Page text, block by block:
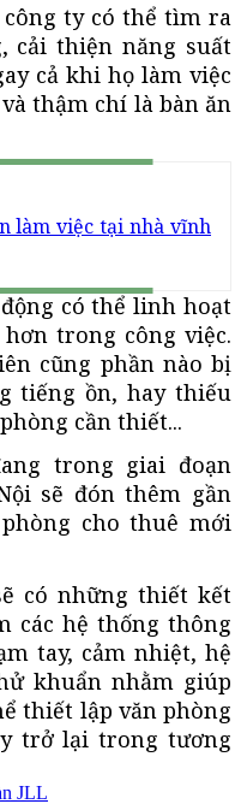
ty có thể tìm ra
cải thiện năng suất
cả khi họ làm việc
thậm chí là bàn ăn
làm việc tại nhà vĩnh
có thể linh hoạt
trong công việc.
cũng phần nào bị
tiếng ồn, hay thiếu
cần thiết...
trong giai đoạn
sẽ đón thêm gần
cho thuê mới
có những thiết kết
các hệ thống thông
tay, cảm nhiệt, hệ
khuẩn nhằm giúp
thiết lập văn phòng
trở lại trong tương
JLL